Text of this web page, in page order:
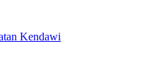
Kendawi